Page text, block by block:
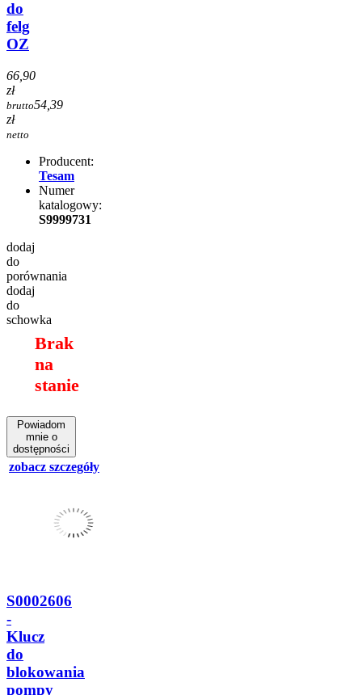
do
felg
OZ
66,90
zł
brutto54,39
zł
netto
Producent:
Tesam
Numer
katalogowy:
S9999731
dodaj
do
porównania
dodaj
do
schowka
Brak
na
stanie
Powiadom
mnie o
dostępności
zobacz szczegóły
S0002606
-
Klucz
do
blokowania
pompy